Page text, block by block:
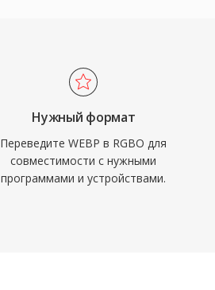
Нужный формат
Переведите WEBP в RGBO для
совместимости с нужными
программами и устройствами.